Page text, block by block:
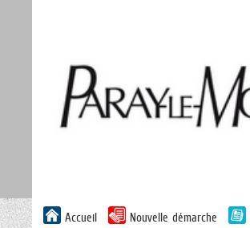
Liste
des
Accueil Nouvelle démarche